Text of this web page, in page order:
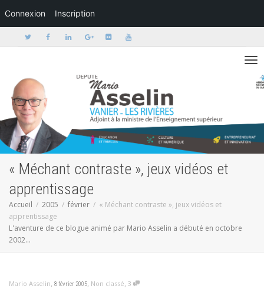
Connexion Inscription
Activer/
« Méchant contraste », jeux vidéos et
apprentissage
Accueil 2005 février
« Méchant contraste », jeux vidéos et
apprentissage
L'aventure de ce blogue animé par Mario Asselin a débuté en octobre
2002...
Mario Asselin, 8 février 2005, Non classé, 3